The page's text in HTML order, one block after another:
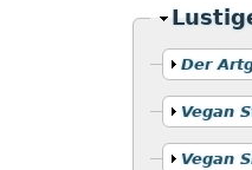
Der
Vegan
Vegan